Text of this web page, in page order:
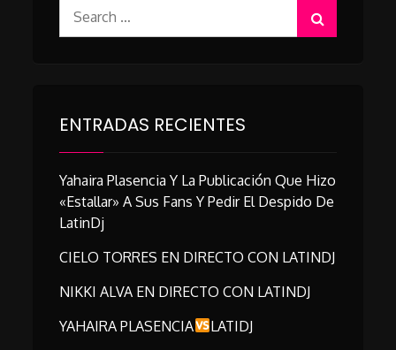
for:
ENTRADAS RECIENTES
Yahaira Plasencia Y La Publicación Que Hizo
«estallar» A Sus Fans Y Pedir El Despido De
LatinDj
CIELO TORRES EN DIRECTO CON LATINDJ
NIKKI ALVA EN DIRECTO CON LATINDJ
YAHAIRA PLASENCIA
LATIDJ